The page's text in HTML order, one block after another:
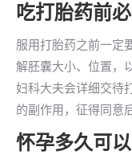
吃打胎药前
服用打胎药之前一定
解胚囊大小、位置，
妇科大夫会详细交待
的副作用，征得同意
怀孕多久可